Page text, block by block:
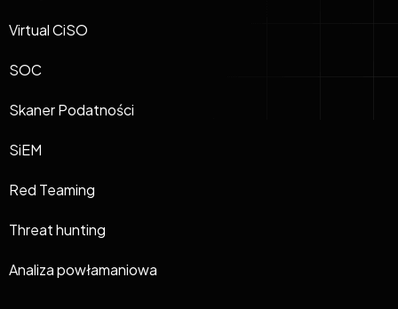
Virtual CiSO
SOC
Skaner Podatności
SiEM
Red Teaming
Threat hunting
Analiza powłamaniowa